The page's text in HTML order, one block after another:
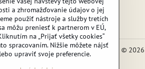
Youtube
© 2026
a zhromažďovanie údajov o jej
použiť nástroje a služby tretích
môžu preniesť k partnerom v EÚ,
na „Prijať všetky cookies“
spracovaním. Nižšie môžete nájsť
upraviť svoje preferencie.